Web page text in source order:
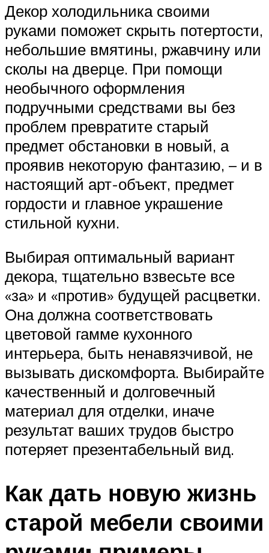
Декор холодильника своими
руками поможет скрыть потертости,
небольшие вмятины, ржавчину или
сколы на дверце. При помощи
необычного оформления
подручными средствами вы без
проблем превратите старый
предмет обстановки в новый, а
проявив некоторую фантазию, – и в
настоящий арт-объект, предмет
гордости и главное украшение
стильной кухни.
Выбирая оптимальный вариант
декора, тщательно взвесьте все
«за» и «против» будущей расцветки.
Она должна соответствовать
цветовой гамме кухонного
интерьера, быть ненавязчивой, не
вызывать дискомфорта. Выбирайте
качественный и долговечный
материал для отделки, иначе
результат ваших трудов быстро
потеряет презентабельный вид.
Как дать новую жизнь
старой мебели своими